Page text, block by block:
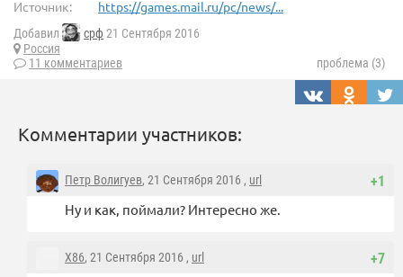
Источник: https://games.mail.ru/pc/news/...
Добавил срф 21 Сентября 2016
Россия
11 комментариев
проблема (3)
Комментарии участников:
+1
Петр Волигуев, 21 Сентября 2016 , url
Ну и как, поймали? Интересно же.
+7
X86, 21 Сентября 2016 , url